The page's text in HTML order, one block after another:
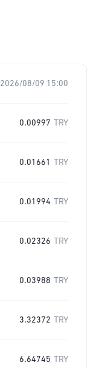
2026/08/09 15:00
0.00997 TRY
0.01661 TRY
0.01994 TRY
0.02326 TRY
0.03988 TRY
3.32372 TRY
6.64745 TRY